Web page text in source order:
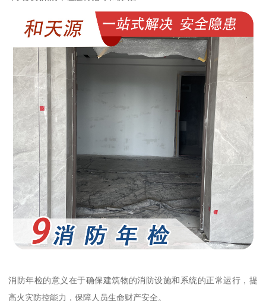
消防年检的意义在于确保建筑物的消防设施和系统的正常运行，提
高火灾防控能力，保障人员生命财产安全。